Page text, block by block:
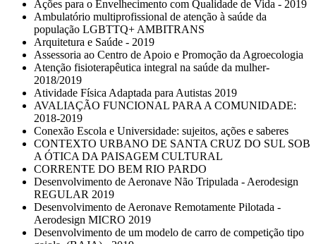
Ações para o Envelhecimento com Qualidade de Vida - 2019
Ambulatório multiprofissional de atenção à saúde da
população LGBTTQ+ AMBITRANS
Arquitetura e Saúde - 2019
Assessoria ao Centro de Apoio e Promoção da Agroecologia
Atenção fisioterapêutica integral na saúde da mulher-
2018/2019
Atividade Física Adaptada para Autistas 2019
AVALIAÇÃO FUNCIONAL PARA A COMUNIDADE:
2018-2019
Conexão Escola e Universidade: sujeitos, ações e saberes
CONTEXTO URBANO DE SANTA CRUZ DO SUL SOB
A ÓTICA DA PAISAGEM CULTURAL
CORRENTE DO BEM RIO PARDO
Desenvolvimento de Aeronave Não Tripulada - Aerodesign
REGULAR 2019
Desenvolvimento de Aeronave Remotamente Pilotada -
Aerodesign MICRO 2019
Desenvolvimento de um modelo de carro de competição tipo